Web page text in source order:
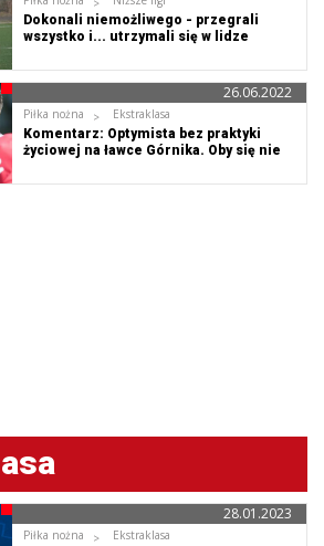
Dokonali niemożliwego - przegrali
wszystko i... utrzymali się w lidze
Piłka nożna
Ekstraklasa
Komentarz: Optymista bez praktyki
życiowej na ławce Górnika. Oby się nie
26.06.2022
Piłka nożna
Ekstraklasa
28.01.2023